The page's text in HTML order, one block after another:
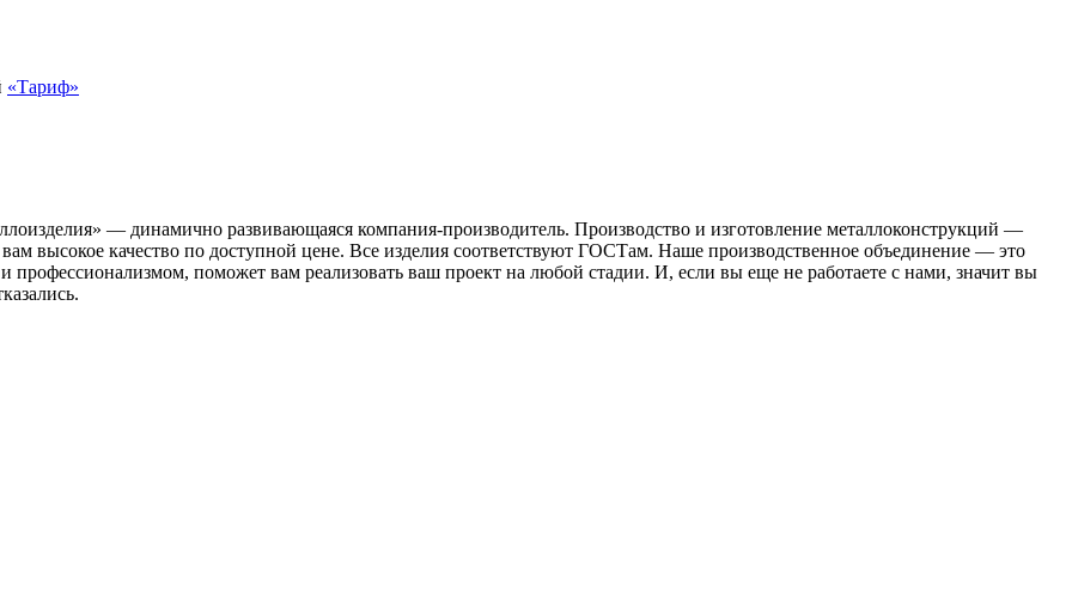
«Тариф»
— динамично развивающаяся компания-производитель. Производство и изготовление металлоконструкций —
высокое качество по доступной цене. Все изделия соответствуют ГОСТам. Наше производственное объединение — это
поможет вам реализовать ваш проект на любой стадии. И, если вы еще не работаете с нами, значит вы